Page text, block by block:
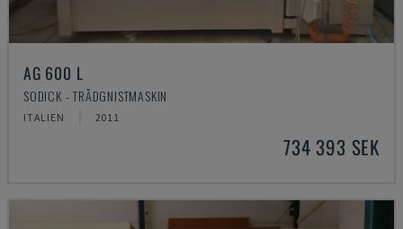
AG 600 L
SODICK - TRÅDGNISTMASKIN
ITALIEN 2011
734 393 SEK